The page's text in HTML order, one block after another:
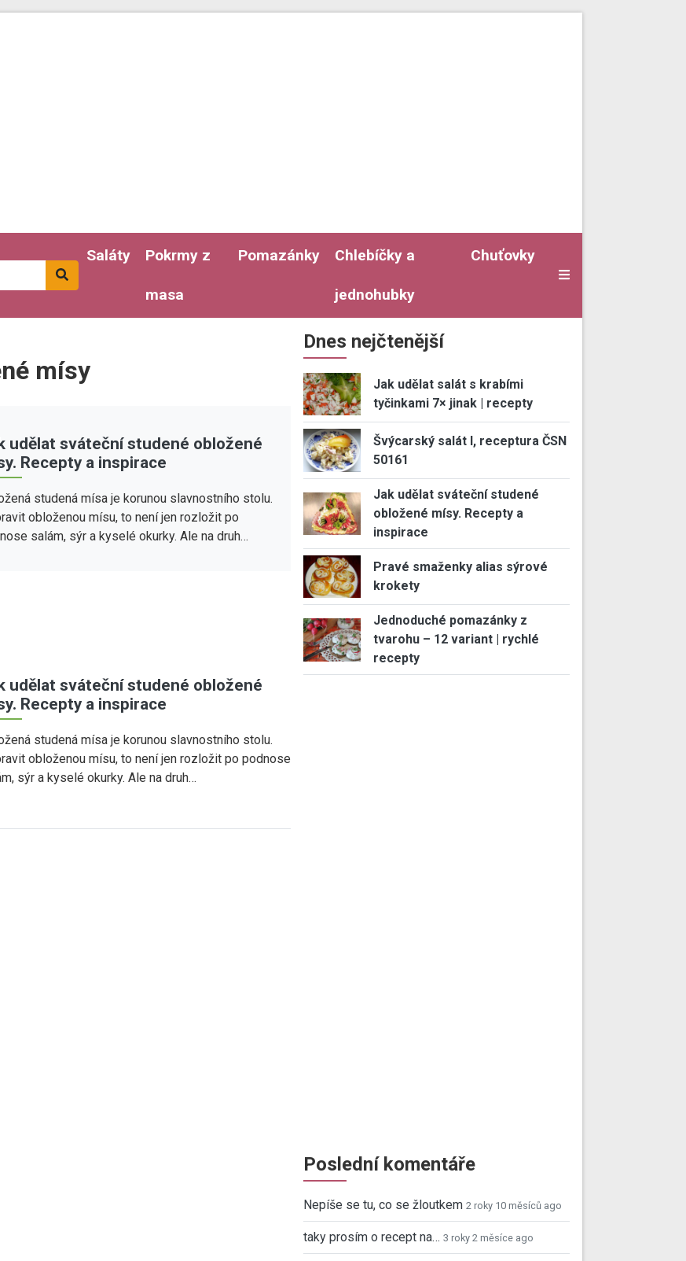
Saláty Pokrmy z
masa
Pomazánky Chlebíčky a
jednohubky
Chuťovky
mísy
udělat sváteční studené obložené
Recepty a inspirace
studená mísa je korunou slavnostního stolu.
obloženou mísu, to není jen rozložit po
salám, sýr a kyselé okurky. Ale na druh…
udělat sváteční studené obložené
Recepty a inspirace
studená mísa je korunou slavnostního stolu.
obloženou mísu, to není jen rozložit po podnose
sýr a kyselé okurky. Ale na druh…
Dnes nejčtenější
Jak udělat salát s krabími
tyčinkami 7× jinak | recepty
Švýcarský salát I, receptura ČSN
50161
Jak udělat sváteční studené
obložené mísy. Recepty a
inspirace
Pravé smaženky alias sýrové
krokety
Jednoduché pomazánky z
tvarohu – 12 variant | rychlé
recepty
Poslední komentáře
Nepíše se tu, co se žloutkem 2 roky 10 měsíců ago
taky prosím o recept na… 3 roky 2 měsíce ago